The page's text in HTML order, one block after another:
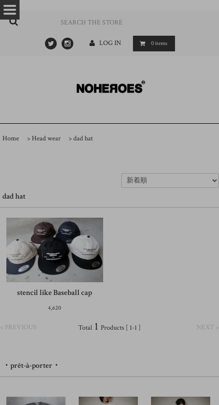
…- ->
LOG IN 0items
Home >Head wear >dad hat
dad hat
stencil like Baseball cap
4,620
< PREVIOUS NEXT >
Total 1 Products [ 1-1 ]
・prêt-à-porter・